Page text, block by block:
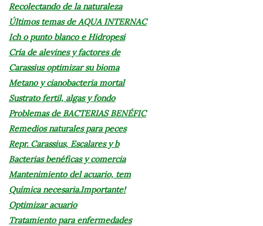
Recolectando de la naturaleza
Últimos temas de AQUA INTERNAC
Ich o punto blanco e Hidropesi
Cría de alevines y factores de
Carassius optimizar su bioma
Metano y cianobacteria mortal
Sustrato fertil, algas y fondo
Problemas de BACTERIAS BENÉFIC
Remedios naturales para peces
Repr. Carassius, Escalares y b
Bacterias benéficas y comercia
Mantenimiento del acuario, tem
Química necesaria.Importante!
Optimizar acuario
Tratamiento para enfermedades